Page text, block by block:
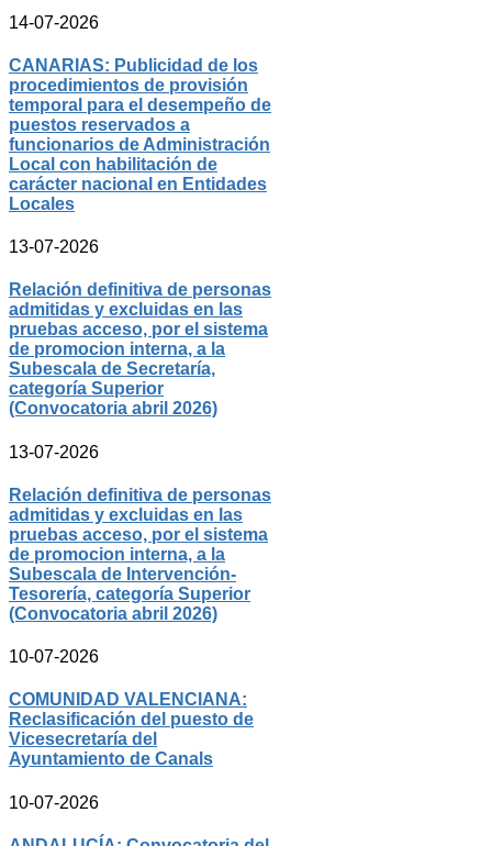
14-07-2026
CANARIAS: Publicidad de los
procedimientos de provisión
temporal para el desempeño de
puestos reservados a
funcionarios de Administración
Local con habilitación de
carácter nacional en Entidades
Locales
13-07-2026
Relación definitiva de personas
admitidas y excluidas en las
pruebas acceso, por el sistema
de promocion interna, a la
Subescala de Secretaría,
categoría Superior
(Convocatoria abril 2026)
13-07-2026
Relación definitiva de personas
admitidas y excluidas en las
pruebas acceso, por el sistema
de promocion interna, a la
Subescala de Intervención-
Tesorería, categoría Superior
(Convocatoria abril 2026)
10-07-2026
COMUNIDAD VALENCIANA:
Reclasificación del puesto de
Vicesecretaría del
Ayuntamiento de Canals
10-07-2026